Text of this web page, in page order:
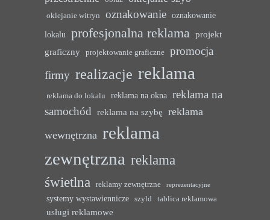
oklejanie witryn oznakowanie oznakowanie
lokalu profesjonalna reklama projekt
graficzny
projektowanie graficzne
promocja
firmy realizacje reklama
reklama do lokalu reklama na okna reklama na
samochód reklama na szybę reklama
wewnętrzna reklama
zewnętrzna reklama
świetlna
reklamy zewnętrzne reprezentacyjne
systemy wystawiennicze szyld tablica reklamowa
usługi reklamowe